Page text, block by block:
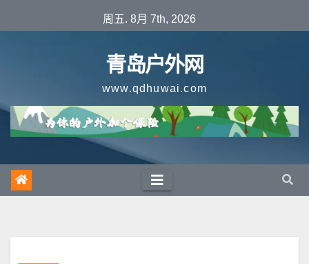
至
周五. 8月 7th, 2026
青岛户外网
www.qdhuwai.com